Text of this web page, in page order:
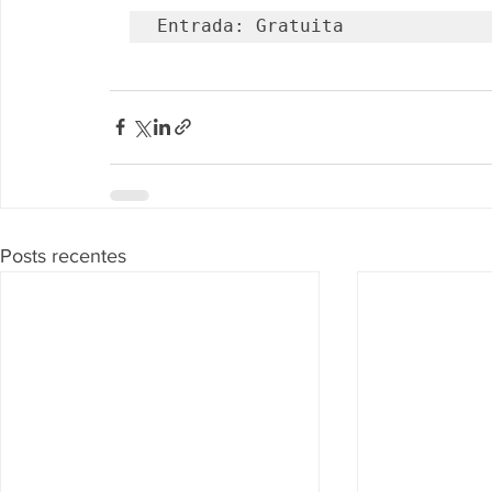
Entrada: Gratuita
Posts recentes